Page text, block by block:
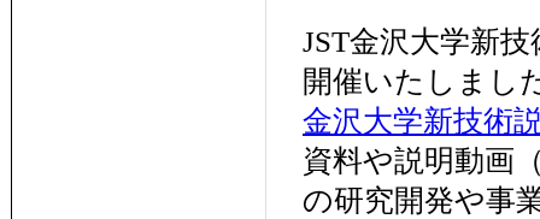
JST金沢大学新
開催いたしまし
金沢大学新技術
資料や説明動画
の研究開発や事